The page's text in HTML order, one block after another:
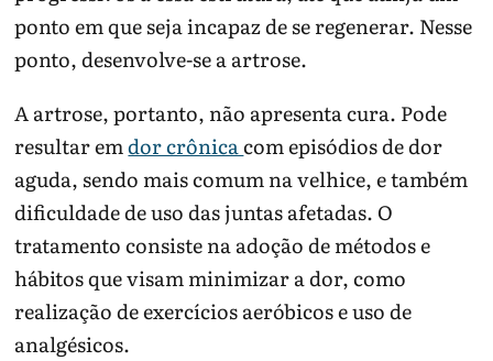
ponto em que seja incapaz de se regenerar. Nesse
ponto, desenvolve-se a artrose.
A artrose, portanto, não apresenta cura. Pode
resultar emdor crônicacom episódios de dor
aguda, sendo mais comum na velhice, e também
dificuldade de uso das juntas afetadas. O
tratamento consiste na adoção de métodos e
hábitos que visam minimizar a dor, como
realização de exercícios aeróbicos e uso de
analgésicos.